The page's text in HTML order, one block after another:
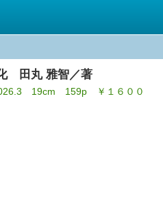
田丸 雅智／著
19cm 159p ￥１６００